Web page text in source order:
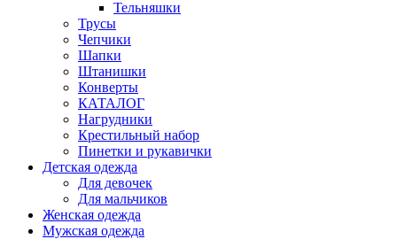
Тельняшки
Трусы
Чепчики
Шапки
Штанишки
Конверты
КАТАЛОГ
Нагрудники
Крестильный набор
Пинетки и рукавички
Детская одежда
Для девочек
Для мальчиков
Женская одежда
Мужская одежда